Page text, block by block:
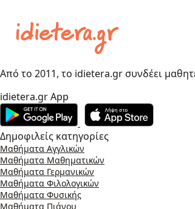
Από το 2011, το idietera.gr συνδέει
idietera.gr App
Δημοφιλείς κατηγορίες
Μαθήματα Αγγλικών
Μαθήματα Μαθηματικών
Μαθήματα Γερμανικών
Μαθήματα Φιλολογικών
Μαθήματα Φυσικής
Μαθήματα Πιάνου